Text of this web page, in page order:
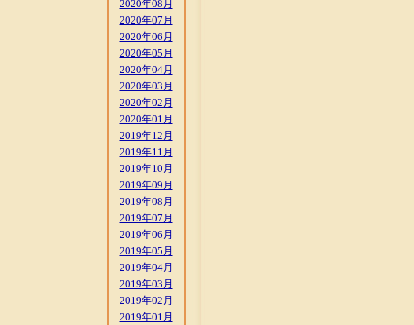
2020年08月
2020年07月
2020年06月
2020年05月
2020年04月
2020年03月
2020年02月
2020年01月
2019年12月
2019年11月
2019年10月
2019年09月
2019年08月
2019年07月
2019年06月
2019年05月
2019年04月
2019年03月
2019年02月
2019年01月